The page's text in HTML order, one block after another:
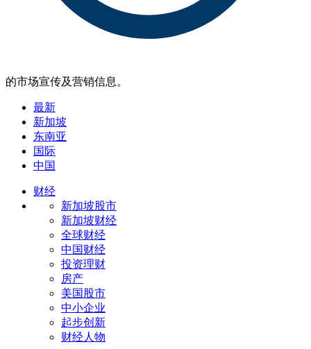
的市场宣传及营销信息。
最新
新加坡
东南亚
国际
中国
财经
新加坡股市
新加坡财经
全球财经
中国财经
投资理财
房产
美国股市
中小企业
起步创新
财经人物